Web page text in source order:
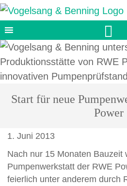

Start für neue
Power
1. Juni 2013
Nach nur 15 Monaten Bauzeit
Pumpenwerkstatt der RWE
feierlich unter anderem durch